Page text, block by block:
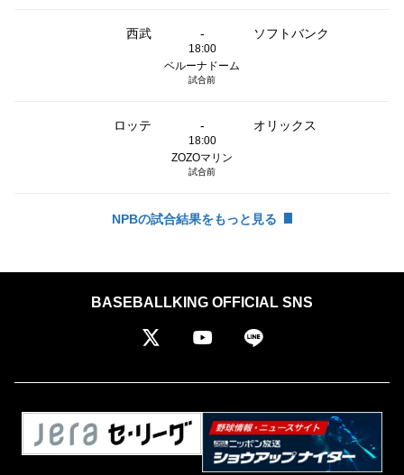
西武 - ソフトバンク
18:00
ベルーナドーム
試合前
ロッテ - オリックス
18:00
ZOZOマリン
試合前
NPBの試合結果をもっと見る
BASEBALLKING OFFICIAL SNS